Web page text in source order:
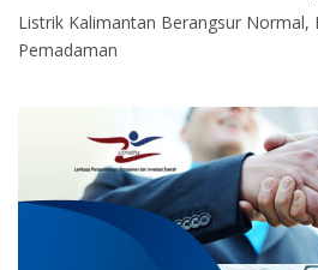
Listrik Kalimantan Berangsur Normal,
Pemadaman